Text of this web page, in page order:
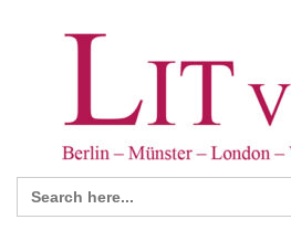
Search
for: